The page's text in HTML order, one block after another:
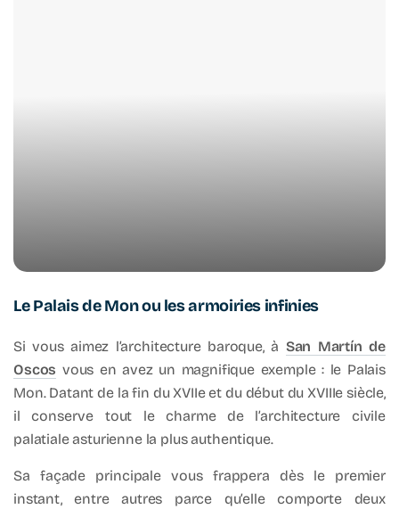
Le Palais de Mon ou les armoiries infinies
Si vous aimez l’architecture baroque, à San Martín de
Oscos vous en avez un magnifique exemple : le Palais
Mon. Datant de la fin du XVIIe et du début du XVIIIe siècle,
il conserve tout le charme de l’architecture civile
palatiale asturienne la plus authentique.
Sa façade principale vous frappera dès le premier
instant, entre autres parce qu’elle comporte deux